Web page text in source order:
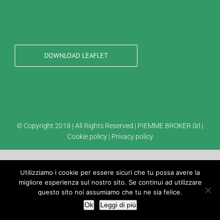
DOWNLOAD LEAFLET
© Copyright 2018 | All Rights Reserved | PIEMME BROKER Srl |
Cookie policy| Privacy policy
Utilizziamo i cookie per essere sicuri che tu possa avere la
migliore esperienza sul nostro sito. Se continui ad utilizzare
questo sito noi assumiamo che tu ne sia felice.
Ok
Leggi di più